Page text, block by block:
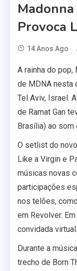
Provoca
14 Anos Ago
A rainha do pop,
de MDNA nesta
Tel Aviv, Israel.
de Ramat Gan
Brasília) ao som
O setlist do
Like a Virgin e
músicas novas
participações
nos telões,
em Revolver.
convidada virtual.
Durante a
trecho de Born